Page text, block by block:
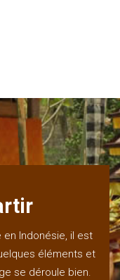
Indonésie, il est
éléments et
se déroule bien.